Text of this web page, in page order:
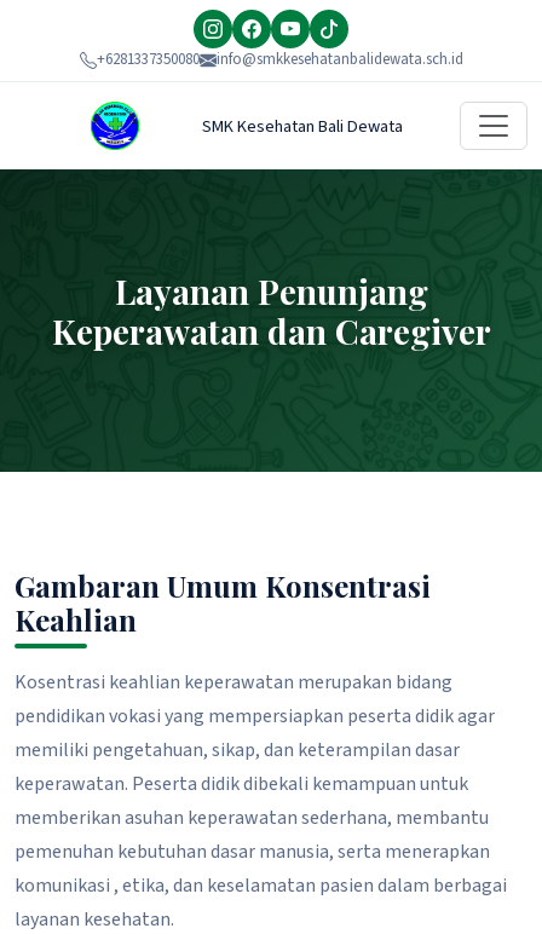
+6281337350080 info@smkkesehatanbalidewata.sch.id
SMK Kesehatan Bali Dewata
Layanan Penunjang
Keperawatan dan Caregiver
Gambaran Umum Konsentrasi
Keahlian
Kosentrasi keahlian keperawatan merupakan bidang
pendidikan vokasi yang mempersiapkan peserta didik agar
memiliki pengetahuan, sikap, dan keterampilan dasar
keperawatan. Peserta didik dibekali kemampuan untuk
memberikan asuhan keperawatan sederhana, membantu
pemenuhan kebutuhan dasar manusia, serta menerapkan
komunikasi , etika, dan keselamatan pasien dalam berbagai
layanan kesehatan.